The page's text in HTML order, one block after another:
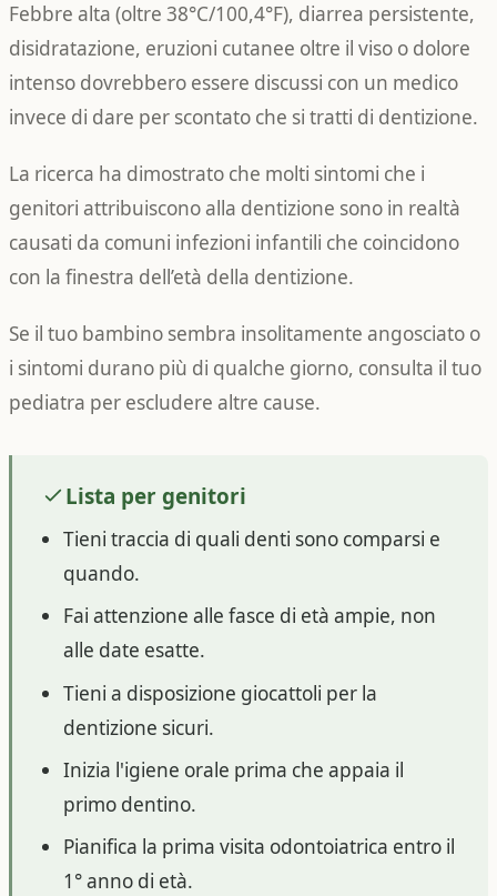
Febbre alta (oltre 38°C/100,4°F), diarrea persistente,
disidratazione, eruzioni cutanee oltre il viso o dolore
intenso dovrebbero essere discussi con un medico
invece di dare per scontato che si tratti di dentizione.
La ricerca ha dimostrato che molti sintomi che i
genitori attribuiscono alla dentizione sono in realtà
causati da comuni infezioni infantili che coincidono
con la finestra dell’età della dentizione.
Se il tuo bambino sembra insolitamente angosciato o
i sintomi durano più di qualche giorno, consulta il tuo
pediatra per escludere altre cause.
Lista per genitori
Tieni traccia di quali denti sono comparsi e
quando.
Fai attenzione alle fasce di età ampie, non
alle date esatte.
Tieni a disposizione giocattoli per la
dentizione sicuri.
Inizia l'igiene orale prima che appaia il
primo dentino.
Pianifica la prima visita odontoiatrica entro il
1° anno di età.